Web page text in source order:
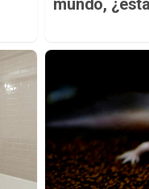
mundo,